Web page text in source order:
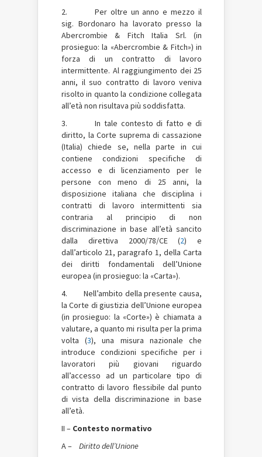
2. Per oltre un anno e mezzo il
sig. Bordonaro ha lavorato presso la
Abercrombie & Fitch Italia Srl. (in
prosieguo: la «Abercrombie & Fitch») in
forza di un contratto di lavoro
intermittente. Al raggiungimento dei 25
anni, il suo contratto di lavoro veniva
risolto in quanto la condizione collegata
all’età non risultava più soddisfatta.
3. In tale contesto di fatto e di
diritto, la Corte suprema di cassazione
(Italia) chiede se, nella parte in cui
contiene condizioni specifiche di
accesso e di licenziamento per le
persone con meno di 25 anni, la
disposizione italiana che disciplina i
contratti di lavoro intermittenti sia
contraria al principio di non
discriminazione in base all’età sancito
dalla direttiva 2000/78/CE (2) e
dall’articolo 21, paragrafo 1, della Carta
dei diritti fondamentali dell’Unione
europea (in prosieguo: la «Carta»).
4. Nell’ambito della presente causa,
la Corte di giustizia dell’Unione europea
(in prosieguo: la «Corte») è chiamata a
valutare, a quanto mi risulta per la prima
volta (3), una misura nazionale che
introduce condizioni specifiche per i
lavoratori più giovani riguardo
all’accesso ad un particolare tipo di
contratto di lavoro flessibile dal punto
di vista della discriminazione in base
all’età.
II – Contesto normativo
A – Diritto dell’Unione